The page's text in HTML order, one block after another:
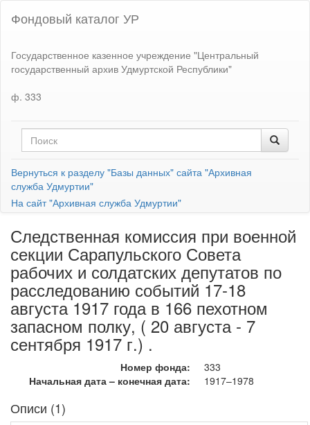
Фондовый каталог УР
Государственное казенное учреждение "Центральный
государственный архив Удмуртской Республики"
ф. 333
Вернуться к разделу "Базы данных" сайта "Архивная
служба Удмуртии"
На сайт "Архивная служба Удмуртии"
Следственная комиссия при военной
секции Сарапульского Совета
рабочих и солдатских депутатов по
расследованию событий 17-18
августа 1917 года в 166 пехотном
запасном полку, ( 20 августа - 7
сентября 1917 г.) .
Номер фонда:
333
Начальная дата – конечная дата:
1917–1978
Описи (1)